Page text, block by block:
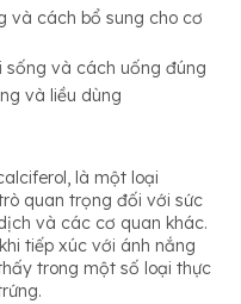
và cách bổ sung cho cơ
sống và cách uống đúng
và liều dùng
là một loại
quan trọng đối với sức
và các cơ quan khác.
tiếp xúc với ánh nắng
trong một số loại thực